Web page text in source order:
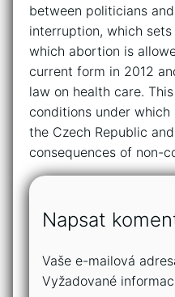
between politicians
interruption, which
which abortion is
current form in 2012
law on health care.
conditions under
the Czech Republic
consequences of non-
Napsat
Vaše e-mailová
Vyžadované